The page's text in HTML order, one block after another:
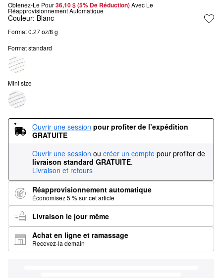
Obtenez-Le Pour36,10 $ (5% De Réduction) Avec Le
Réapprovisionnement Automatique
Couleur: Blanc
Format 0.27 oz/8 g
Format standard
Mini size
Ouvrir une session pour profiter de l’expédition
GRATUITE
Ouvrir une session ou créer un compte pour profiter de
livraison standard GRATUITE.
Livraison et retours
Réapprovisionnement automatique
Économisez 5 % sur cet article
Livraison le jour même
Achat en ligne et ramassage
Recevez-la demain